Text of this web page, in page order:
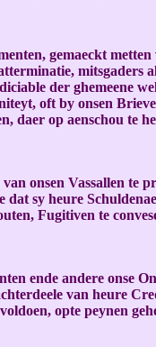
gemaeckt
der ghemeene
oft by onsen
op aenschou te
onsen Vassallen
sy heure
Fugitiven te
ende andere onse
van heure
opte peynen